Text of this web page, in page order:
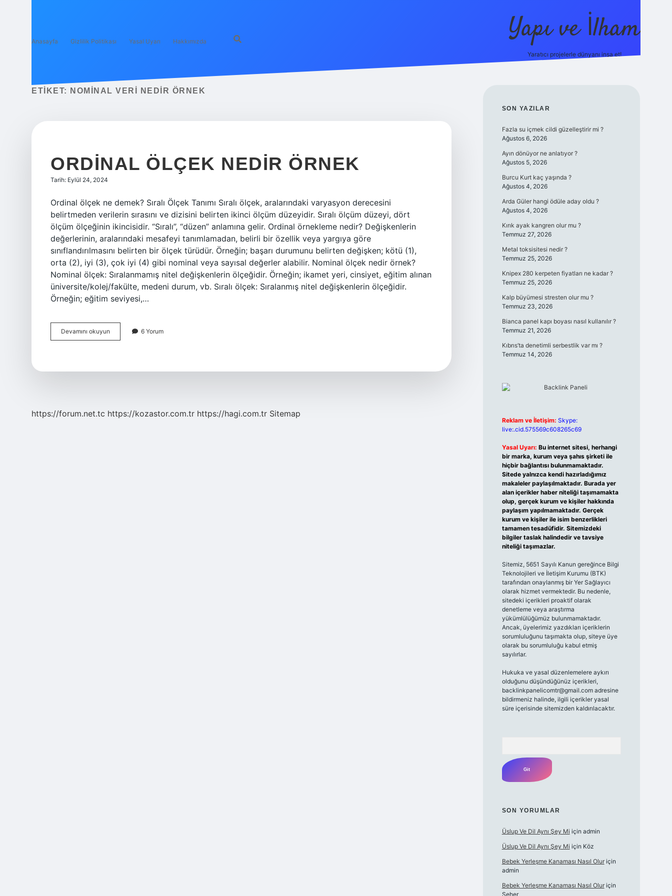
Anasayfa Gizlilik Politikası Yasal Uyarı Hakkımızda Yapı ve İlham
Yaratıcı projelerle dünyanı inşa et!
ETIKET: NOMINAL VERI NEDIR ÖRNEK
ORDINAL ÖLÇEK NEDIR ÖRNEK
Tarih: Eylül 24, 2024
Ordinal ölçek ne demek? Sıralı Ölçek Tanımı Sıralı ölçek, aralarındaki varyasyon derecesini
belirtmeden verilerin sırasını ve dizisini belirten ikinci ölçüm düzeyidir. Sıralı ölçüm düzeyi, dört
ölçüm ölçeğinin ikincisidir. “Sıralı”, “düzen” anlamına gelir. Ordinal örnekleme nedir? Değişkenlerin
değerlerinin, aralarındaki mesafeyi tanımlamadan, belirli bir özellik veya yargıya göre
sınıflandırılmasını belirten bir ölçek türüdür. Örneğin; başarı durumunu belirten değişken; kötü (1),
orta (2), iyi (3), çok iyi (4) gibi nominal veya sayısal değerler alabilir. Nominal ölçek nedir örnek?
Nominal ölçek: Sıralanmamış nitel değişkenlerin ölçeğidir. Örneğin; ikamet yeri, cinsiyet, eğitim alınan
üniversite/kolej/fakülte, medeni durum, vb. Sıralı ölçek: Sıralanmış nitel değişkenlerin ölçeğidir.
Örneğin; eğitim seviyesi,…
Devamını okuyun
Ölçek
6 Yorum
https://forum.net.tc https://kozastor.com.tr https://hagi.com.tr Sitemap
SIDEBAR
SON YAZILAR
Fazla su içmek cildi güzelleştirir mi ?
Ağustos 6, 2026
Ayın dönüyor ne anlatıyor ?
Ağustos 5, 2026
Burcu Kurt kaç yaşında ?
Ağustos 4, 2026
Arda Güler hangi ödüle aday oldu ?
Ağustos 4, 2026
Kırık ayak kangren olur mu ?
Temmuz 27, 2026
Metal toksisitesi nedir ?
Temmuz 25, 2026
Knipex 280 kerpeten fiyatları ne kadar ?
Temmuz 25, 2026
Kalp büyümesi stresten olur mu ?
Temmuz 23, 2026
Bianca panel kapı boyası nasıl kullanılır ?
Temmuz 21, 2026
Kıbrıs’ta denetimli serbestlik var mı ?
Temmuz 14, 2026
Reklam ve İletişim: Skype:
live:.cid.575569c608265c69
Yasal Uyarı: Bu internet sitesi, herhangi
bir marka, kurum veya şahıs şirketi ile
hiçbir bağlantısı bulunmamaktadır.
Sitede yalnızca kendi hazırladığımız
makaleler paylaşılmaktadır. Burada yer
alan içerikler haber niteliği taşımamakta
olup, gerçek kurum ve kişiler hakkında
paylaşım yapılmamaktadır. Gerçek
kurum ve kişiler ile isim benzerlikleri
tamamen tesadüfidir. Sitemizdeki
bilgiler taslak halindedir ve tavsiye
niteliği taşımazlar.
Sitemiz, 5651 Sayılı Kanun gereğince Bilgi
Teknolojileri ve İletişim Kurumu (BTK)
tarafından onaylanmış bir Yer Sağlayıcı
olarak hizmet vermektedir. Bu nedenle,
sitedeki içerikleri proaktif olarak
denetleme veya araştırma
yükümlülüğümüz bulunmamaktadır.
Ancak, üyelerimiz yazdıkları içeriklerin
sorumluluğunu taşımakta olup, siteye üye
olarak bu sorumluluğu kabul etmiş
sayılırlar.
Hukuka ve yasal düzenlemelere aykırı
olduğunu düşündüğünüz içerikleri,
backlinkpanelicomtr@gmail.comadresine
bildirmeniz halinde, ilgili içerikler yasal
süre içerisinde sitemizden kaldırılacaktır.
SON YORUMLAR
Üslup Ve Dil Aynı Şey Mi için admin
Üslup Ve Dil Aynı Şey Mi için Köz
Bebek Yerleşme Kanaması Nasıl Oluriçin
admin
Bebek Yerleşme Kanaması Nasıl Oluriçin
Seher